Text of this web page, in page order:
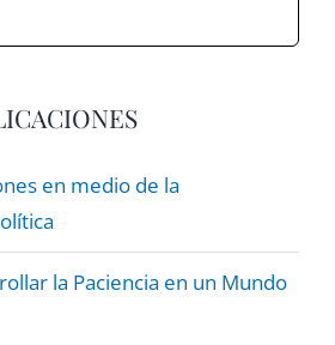
en medio de la
la Paciencia en un Mundo